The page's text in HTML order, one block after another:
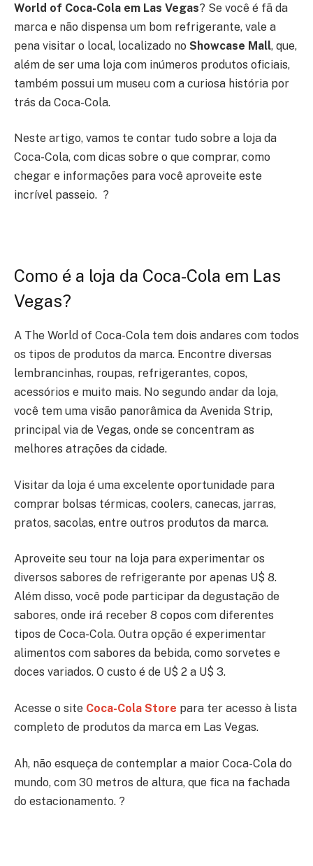
World of Coca-Cola em Las Vegas? Se você é fã da
marca e não dispensa um bom refrigerante, vale a
pena visitar o local, localizado no Showcase Mall, que,
além de ser uma loja com inúmeros produtos oficiais,
também possui um museu com a curiosa história por
trás da Coca-Cola.
Neste artigo, vamos te contar tudo sobre a loja da
Coca-Cola, com dicas sobre o que comprar, como
chegar e informações para você aproveite este
incrível passeio. ?
Como é a loja da Coca-Cola em Las
Vegas?
A The World of Coca-Cola tem dois andares com todos
os tipos de produtos da marca. Encontre diversas
lembrancinhas, roupas, refrigerantes, copos,
acessórios e muito mais. No segundo andar da loja,
você tem uma visão panorâmica da Avenida Strip,
principal via de Vegas, onde se concentram as
melhores atrações da cidade.
Visitar da loja é uma excelente oportunidade para
comprar bolsas térmicas, coolers, canecas, jarras,
pratos, sacolas, entre outros produtos da marca.
Aproveite seu tour na loja para experimentar os
diversos sabores de refrigerante por apenas U$ 8.
Além disso, você pode participar da degustação de
sabores, onde irá receber 8 copos com diferentes
tipos de Coca-Cola. Outra opção é experimentar
alimentos com sabores da bebida, como sorvetes e
doces variados. O custo é de U$ 2 a U$ 3.
Acesse o site Coca-Cola Store para ter acesso à lista
completo de produtos da marca em Las Vegas.
Ah, não esqueça de contemplar a maior Coca-Cola do
mundo, com 30 metros de altura, que fica na fachada
do estacionamento. ?